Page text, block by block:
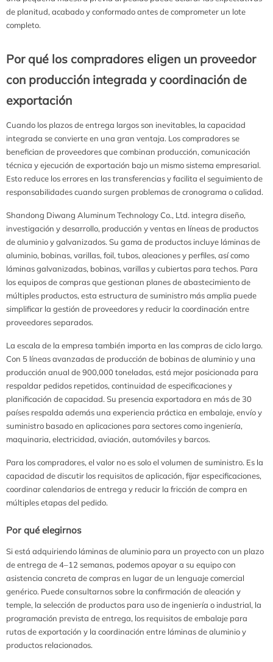
de planitud, acabado y conformado antes de comprometer un lote
completo.
Por qué los compradores eligen un proveedor
con producción integrada y coordinación de
exportación
Cuando los plazos de entrega largos son inevitables, la capacidad
integrada se convierte en una gran ventaja. Los compradores se
benefician de proveedores que combinan producción, comunicación
técnica y ejecución de exportación bajo un mismo sistema empresarial.
Esto reduce los errores en las transferencias y facilita el seguimiento de
responsabilidades cuando surgen problemas de cronograma o calidad.
Shandong Diwang Aluminum Technology Co., Ltd. integra diseño,
investigación y desarrollo, producción y ventas en líneas de productos
de aluminio y galvanizados. Su gama de productos incluye láminas de
aluminio, bobinas, varillas, foil, tubos, aleaciones y perfiles, así como
láminas galvanizadas, bobinas, varillas y cubiertas para techos. Para
los equipos de compras que gestionan planes de abastecimiento de
múltiples productos, esta estructura de suministro más amplia puede
simplificar la gestión de proveedores y reducir la coordinación entre
proveedores separados.
La escala de la empresa también importa en las compras de ciclo largo.
Con 5 líneas avanzadas de producción de bobinas de aluminio y una
producción anual de 900,000 toneladas, está mejor posicionada para
respaldar pedidos repetidos, continuidad de especificaciones y
planificación de capacidad. Su presencia exportadora en más de 30
países respalda además una experiencia práctica en embalaje, envío y
suministro basado en aplicaciones para sectores como ingeniería,
maquinaria, electricidad, aviación, automóviles y barcos.
Para los compradores, el valor no es solo el volumen de suministro. Es la
capacidad de discutir los requisitos de aplicación, fijar especificaciones,
coordinar calendarios de entrega y reducir la fricción de compra en
múltiples etapas del pedido.
Por qué elegirnos
Si está adquiriendo láminas de aluminio para un proyecto con un plazo
de entrega de 4–12 semanas, podemos apoyar a su equipo con
asistencia concreta de compras en lugar de un lenguaje comercial
genérico. Puede consultarnos sobre la confirmación de aleación y
temple, la selección de productos para uso de ingeniería o industrial, la
programación prevista de entrega, los requisitos de embalaje para
rutas de exportación y la coordinación entre láminas de aluminio y
productos relacionados.